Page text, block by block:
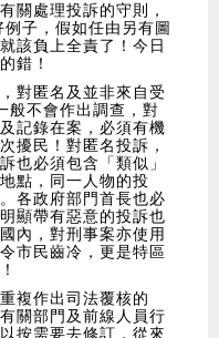
關處理投訴的守則，
例子，假如任由另有圖
該負上全責了！今日
錯！
對匿名及並非來自受
不會作出調查，對
記錄在案，必須有機
擾民！對匿名投訴，
也必須包含「類似」
點，同一人物的投
各政府部門首長也必
顯帶有惡意的投訴也
內，對刑事案亦使用
市民齒冷，更是特區
複作出司法覆核的
關部門及前線人員行
按需要去修訂，從來